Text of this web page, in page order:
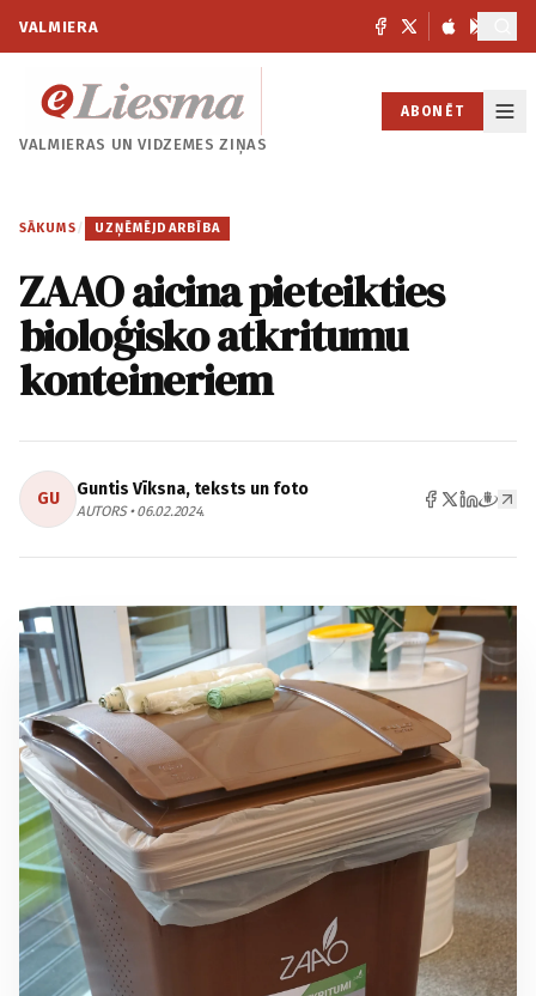
VALMIERA
VALMIERAS UNVIDZEMES ZIŅAS
ABONĒT
SĀKUMS / UZŅĒMĒJDARBĪBA
ZAAO aicina pieteikties
bioloģisko atkritumu
konteineriem
GU Guntis Vīksna, teksts un foto
AUTORS • 06.02.2024.